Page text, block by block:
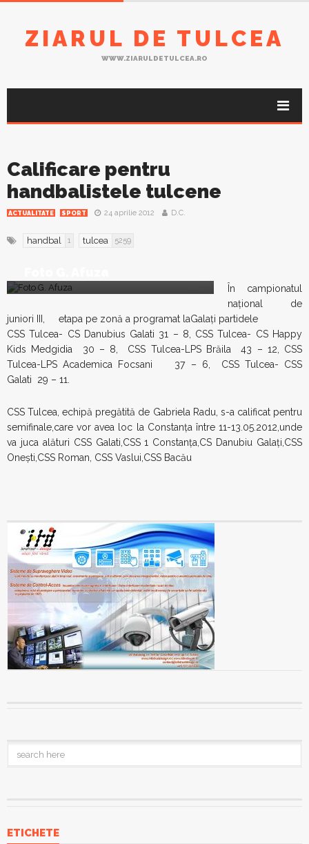
ZIARUL DE TULCEA
WWW.ZIARULDETULCEA.RO
Calificare pentru
handbalistele tulcene
ACTUALITATE SPORT 24 aprilie 2012 D.C.
handbal 1 tulcea 5259
În campionatul
național de
juniori III, etapa pe zonă a programat laGalați partidele
CSS Tulcea- CS Danubius Galati 31 – 8, CSS Tulcea- CS Happy
Kids Medgidia 30 – 8, CSS Tulcea-LPS Brăila 43 – 12, CSS
Tulcea-LPS Academica Focsani 37 – 6, CSS Tulcea- CSS
Galati 29 – 11.
CSS Tulcea, echipă pregătită de Gabriela Radu, s-a calificat pentru
semifinale,care vor avea loc la Constanța între 11-13.05.2012,unde
va juca alături CSS Galati,CSS 1 Constanța,CS Danubiu Galați,CSS
Onești,CSS Roman, CSS Vaslui,CSS Bacău
ETICHETE